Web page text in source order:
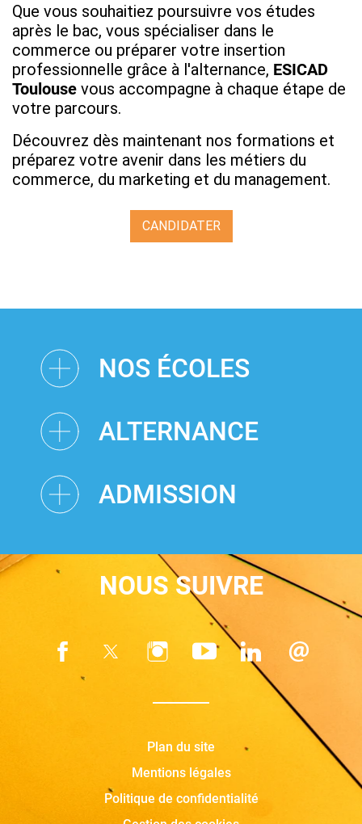
Que vous souhaitiez poursuivre vos études
après le bac, vous spécialiser dans le
commerce ou préparer votre insertion
professionnelle grâce à l'alternance, ESICAD
Toulouse vous accompagne à chaque étape de
votre parcours.
Découvrez dès maintenant nos formations et
préparez votre avenir dans les métiers du
commerce, du marketing et du management.
CANDIDATER
NOS ÉCOLES
ALTERNANCE
ADMISSION
NOUS SUIVRE
Plan du site
Mentions légales
Politique de confidentialité